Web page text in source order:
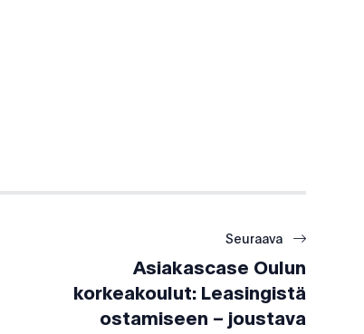
Seuraava
Asiakascase Oulun
korkeakoulut: Leasingistä
ostamiseen – joustava